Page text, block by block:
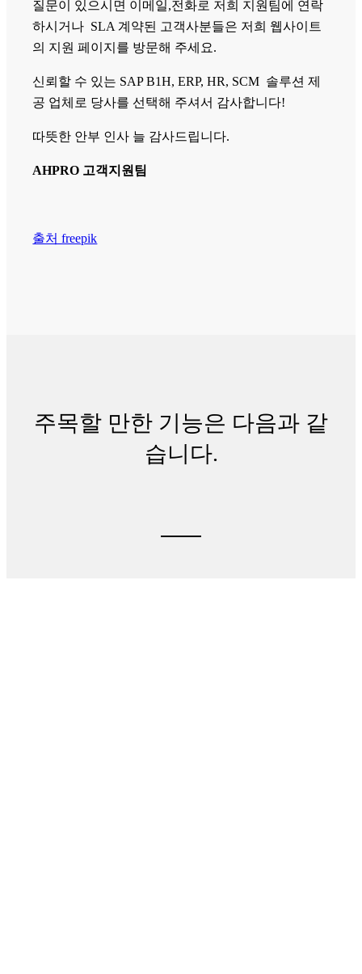
질문이 있으시면 이메일,전화로 저희 지원팀에 연락
하시거나 SLA 계약된 고객사분들은 저희 웹사이트
의 지원 페이지를 방문해 주세요.
신뢰할 수 있는 SAP B1H, ERP, HR, SCM 솔루션 제
공 업체로 당사를 선택해 주셔서 감사합니다!
따뜻한 안부 인사 늘 감사드립니다.
AHPRO 고객지원팀
출처 freepik
주목할 만한 기능은 다음과 같
습니다.